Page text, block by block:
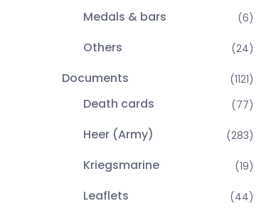
Medals & bars (6)
Others (24)
Documents (1121)
Death cards (77)
Heer (Army) (283)
Kriegsmarine (19)
Leaflets (44)